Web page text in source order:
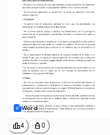
Word
leaderboard4 personal_bag 0